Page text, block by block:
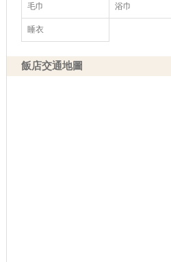
毛巾 浴巾
睡衣
飯店交通地圖